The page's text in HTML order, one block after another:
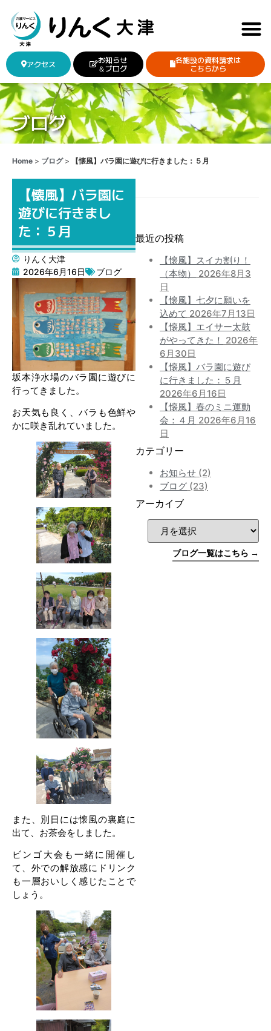
アクセス
お知らせ
＆ブログ
各施設の資料請求は
こちらから
ブログ
Home > ブログ> 【懐風】バラ園に遊びに行きました：５月
【懐風】バラ園に
遊びに行きまし
た：５月
りんく大津
2026年6月16日
ブログ
坂本浄水場のバラ園に遊びに
行ってきました。
お天気も良く、バラも色鮮や
かに咲き乱れていました。
また、別日には懐風の裏庭に
出て、お茶会をしました。
ビンゴ大会も一緒に開催し
て、外での解放感にドリンク
も一層おいしく感じたことで
しょう。
最近の投稿
【懐風】スイカ割り！
（本物）
2026年8月3
日
【懐風】七夕に願いを
込めて 2026年7月13日
【懐風】エイサー太鼓
がやってきた！ 2026年
6月30日
【懐風】バラ園に遊び
に行きました：５月
2026年6月16日
【懐風】春のミニ運動
会：４月 2026年6月16
日
カテゴリー
お知らせ (2)
ブログ (23)
アーカイブ
ブログ一覧はこちら →